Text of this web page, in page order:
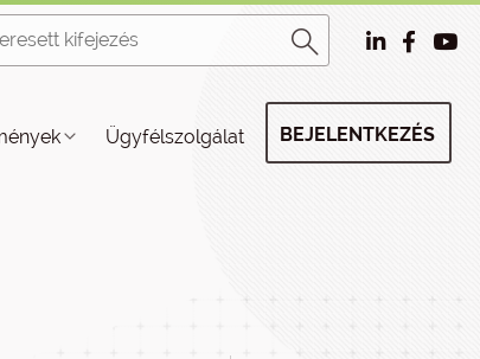
Ügyfélszolgálat BEJELENTKEZÉS